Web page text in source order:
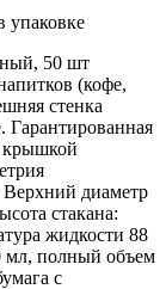
упаковке
50 шт
(кофе,
стенка
Гарантированная
крышкой
Верхний диаметр
стакана:
жидкости 88
мл, полный объем
с